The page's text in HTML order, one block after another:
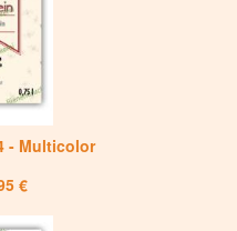
- Multicolor
€